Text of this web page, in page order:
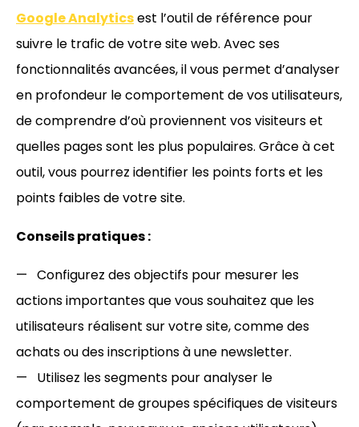
Google Analyticsest l’outil de référence pour
suivre le trafic de votre site web. Avec ses
fonctionnalités avancées, il vous permet d’analyser
en profondeur le comportement de vos utilisateurs,
de comprendre d’où proviennent vos visiteurs et
quelles pages sont les plus populaires. Grâce à cet
outil, vous pourrez identifier les points forts et les
points faibles de votre site.
Conseils pratiques :
Configurez des objectifs pour mesurer les
actions importantes que vous souhaitez que les
utilisateurs réalisent sur votre site, comme des
achats ou des inscriptions à une newsletter.
Utilisez les segments pour analyser le
comportement de groupes spécifiques de visiteurs